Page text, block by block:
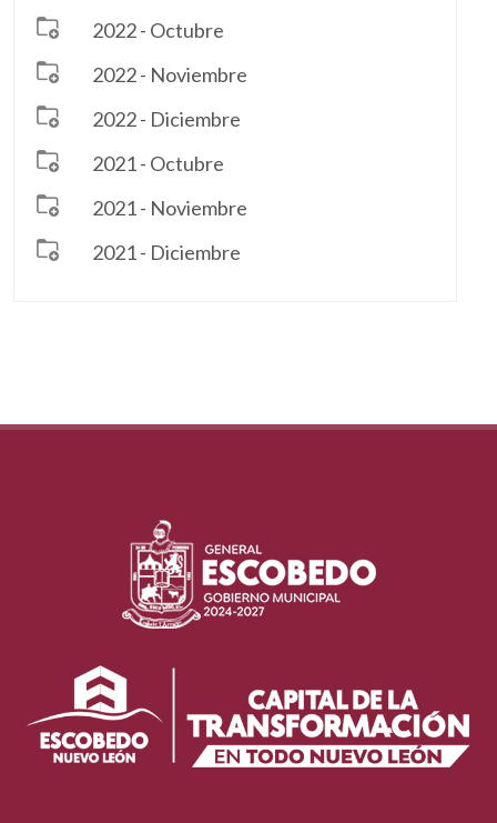
2022 - Octubre
2022 - Noviembre
2022 - Diciembre
2021 - Octubre
2021 - Noviembre
2021 - Diciembre